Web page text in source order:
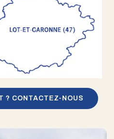
? CONTACTEZ-NOUS